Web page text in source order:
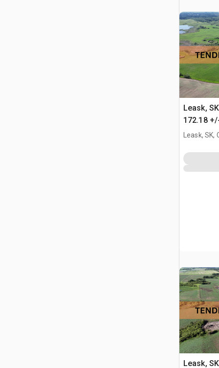
Leask,
172.18
Leask, SK,
Leask,